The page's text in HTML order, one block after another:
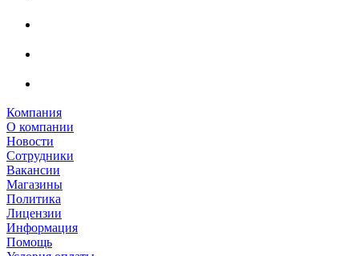
Компания
О компании
Новости
Сотрудники
Вакансии
Магазины
Политика
Лицензии
Информация
Помощь